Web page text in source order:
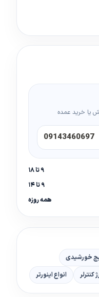
یا خرید عمده
09143460697
۹ تا ۱۸
۹ تا ۱۴
همه روزه
خورشیدی
کنترلر انواع اینورتر